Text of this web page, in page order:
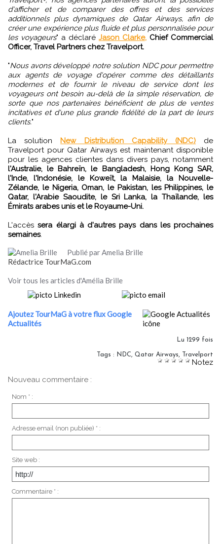
d'afficher et de comparer des offres et des services
additionnels plus dynamiques de Qatar Airways, afin de
créer une expérience plus fluide et plus personnalisée pour
les voyageurs" a déclaré Jason Clarke, Chief Commercial
Officer, Travel Partners chez Travelport.
"Nous avons développé notre solution NDC pour permettre
aux agents de voyage d'opérer comme des détaillants
modernes et de fournir le niveau de service dont les
voyageurs ont besoin au-delà de la simple réservation, de
sorte que nos partenaires bénéficient de plus de ventes
incitatives et d'une plus grande fidélité de la part de leurs
clients."
La solution New Distribution Capability (NDC)de
Travelport pour Qatar Airways est maintenant disponible
pour les agences clientes dans divers pays, notamment
l'Australie, le Bahreïn, le Bangladesh, Hong Kong SAR,
l'Inde, l'Indonésie, le Koweït, la Malaisie, la Nouvelle-
Zélande, le Nigeria, Oman, le Pakistan, les Philippines, le
Qatar, l'Arabie Saoudite, le Sri Lanka, la Thaïlande, les
Émirats arabes unis et le Royaume-Uni.
L'accèssera élargi à d'autres pays dans les prochaines
semaines.
Publié par Amelia Brille
Rédactrice TourMaG.com
Voir tous les articles d'Amélia Brille
Ajoutez TourMaG à votre flux Google
Actualités
Lu 1299 fois
Tags : NDC, Qatar Airways, Travelport
Notez
Nouveau commentaire :
Nom * :
Adresse email (non publiée) * :
Site web :
Commentaire * :